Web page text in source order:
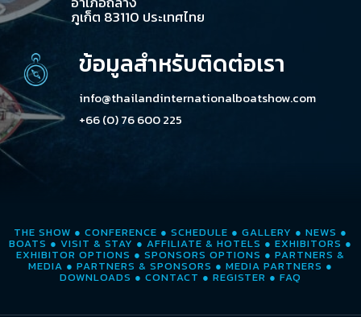
ภูเก็ต 83110 ประเทศไทย
ข้อมูลสำหรับติดต่อเรา
info@thailandinternationalboatshow.com
+66 (0) 76 600 225
THE SHOW ● CONFERENCE ● SCHEDULE ● GALLERY ● NEWS ●
BOATS ● VISIT & STAY ● AFFILIATE & HOTELS ● EXHIBITORS ●
EXHIBITOR OPTIONS ● SPONSORS OPTIONS ● PARTNERS &
MEDIA ● PARTNERS & SPONSORS ● MEDIA PARTNERS ●
DOWNLOADS ● CONTACT ● REGISTER ● FAQ